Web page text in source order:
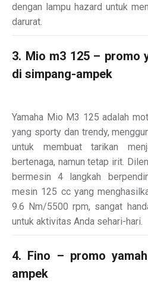
dengan lampu hazard untuk
darurat.
3. Mio m3 125 – promo
di simpang-ampek
Yamaha Mio M3 125 adalah
yang sporty dan trendy,
untuk membuat tarikan
bertenaga, namun tetap irit.
bermesin 4 langkah
mesin 125 cc yang
9.6 Nm/5500 rpm, sangat
untuk aktivitas Anda sehari-hari.
4. Fino – promo
ampek